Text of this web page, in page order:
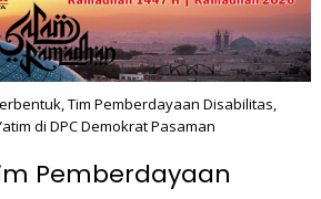
Tim Pemberdayaan Disabilitas,
di DPC Demokrat Pasaman
Pemberdayaan